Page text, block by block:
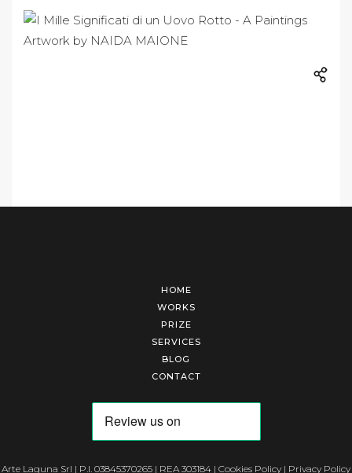
HOME
WORKS
PRIZE
SERVICES
BLOG
CONTACT
Arte Laguna Srl | P.I. 03845370265 | REA 303184 | Cookies Policy | Privacy Policy